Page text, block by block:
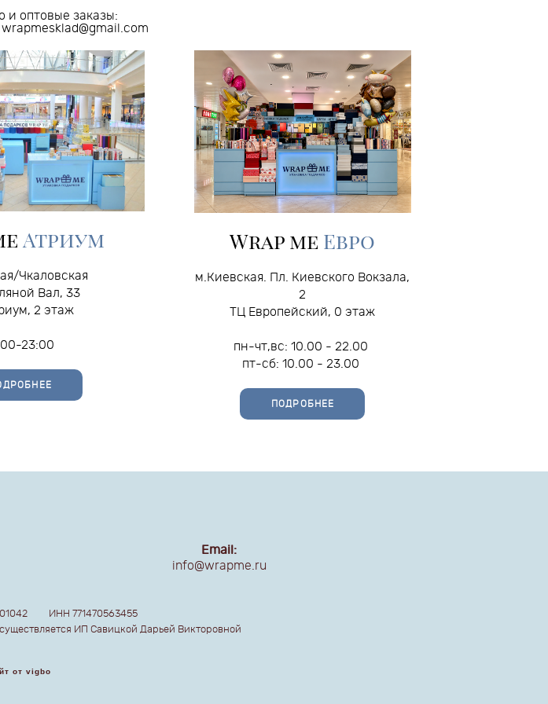
и оптовые заказы:
Атриум
Чкаловская
Вал, 33
2 этаж
23:00
Wrap me Евро
м.Киевская.
Пл. Киевского Вокзала,
2
ТЦ Европейский, 0 этаж
пн-чт,вс: 10.00 - 22.00
пт-сб: 10.00 - 23.00
ПОДРОБНЕЕ
Email:
info@wrapme.ru
ИНН 771470563455
ИП Савицкой Дарьей Викторовной
от vigbo